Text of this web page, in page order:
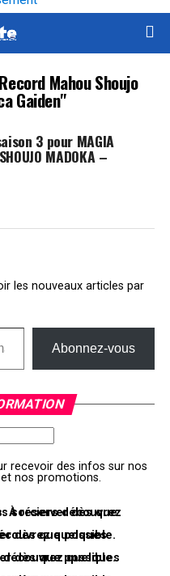
Mahou Shoujo
Gaiden"
3 pour MAGIA
MADOKA –
les nouveaux articles par
Abonnez-vous
recevoir des infos sur nos
nos promotions.